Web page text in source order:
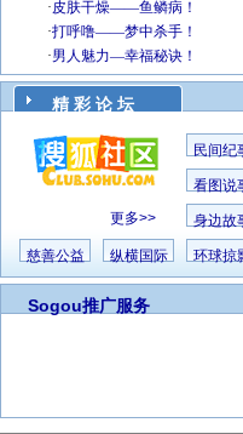
精 彩 论 坛
更多>>
民间纪
看图说
身边故
慈善公益 纵横国际 环球掠
Sogou推广服务